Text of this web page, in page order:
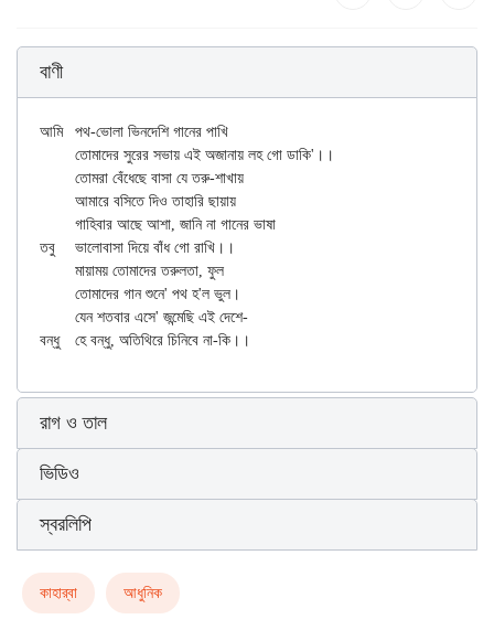
বাণী
আমি	পথ-ভোলা ভিনদেশি গানের পাখি
তবু	ভালোবাসা দিয়ে বাঁধ গো রাখি।।
রাগ ও তাল
ভিডিও
স্বরলিপি
কাহার্‌বা আধুনিক